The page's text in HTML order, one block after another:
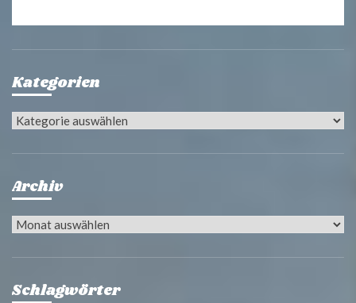
Kategorien
Kategorien
Archiv
Archiv
Schlagwörter